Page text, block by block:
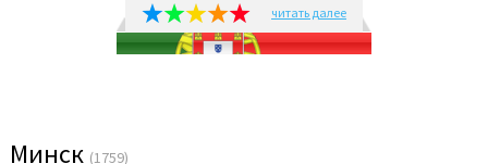
читать далее
Минск (1759)